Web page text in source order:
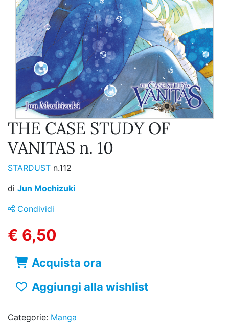
THE CASE STUDY OF
VANITAS n. 10
STARDUST n.112
di Jun Mochizuki
Condividi
€ 6,50
Acquista ora
Aggiungi alla wishlist
Categorie: Manga